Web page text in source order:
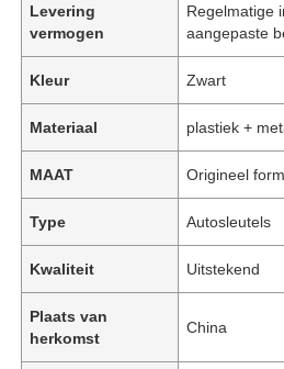
Levering
vermogen
Regelmatige
aangepaste
Kleur Zwart
Materiaal plastiek +
MAAT Origineel
Type Autosleutels
Kwaliteit Uitstekend
Plaats van
herkomst
China